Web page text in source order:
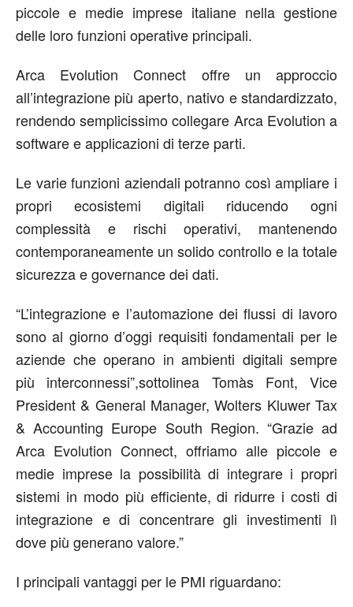
piccole e medie imprese italiane nella gestione
delle loro funzioni operative principali.
Arca Evolution Connect offre un approccio
all’integrazione più aperto, nativo e standardizzato,
rendendo semplicissimo collegare Arca Evolution a
software e applicazioni di terze parti.
Le varie funzioni aziendali potranno così ampliare i
propri ecosistemi digitali riducendo ogni
complessità e rischi operativi, mantenendo
contemporaneamente un solido controlloe la totale
sicurezza e governance dei dati.
“L’integrazione e l’automazione dei flussi di lavoro
sono al giorno d’oggi requisiti fondamentali per le
aziende che operano in ambienti digitali sempre
più interconnessi”,sottolinea Tomàs Font, Vice
President & General Manager, Wolters Kluwer Tax
& Accounting Europe South Region. “Grazie ad
Arca Evolution Connect, offriamo alle piccole e
medie imprese la possibilità di integrare i propri
sistemi in modo più efficiente, di ridurre i costi di
integrazione e di concentrare gli investimenti lì
dove più generano valore.”
I principali vantaggi per le PMI riguardano: